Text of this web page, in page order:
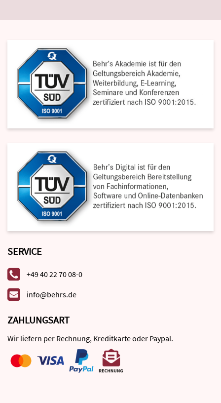
SERVICE
+49 40 22 70 08-0
info@behrs.de
ZAHLUNGSART
Wir liefern per Rechnung, Kreditkarte oder Paypal.